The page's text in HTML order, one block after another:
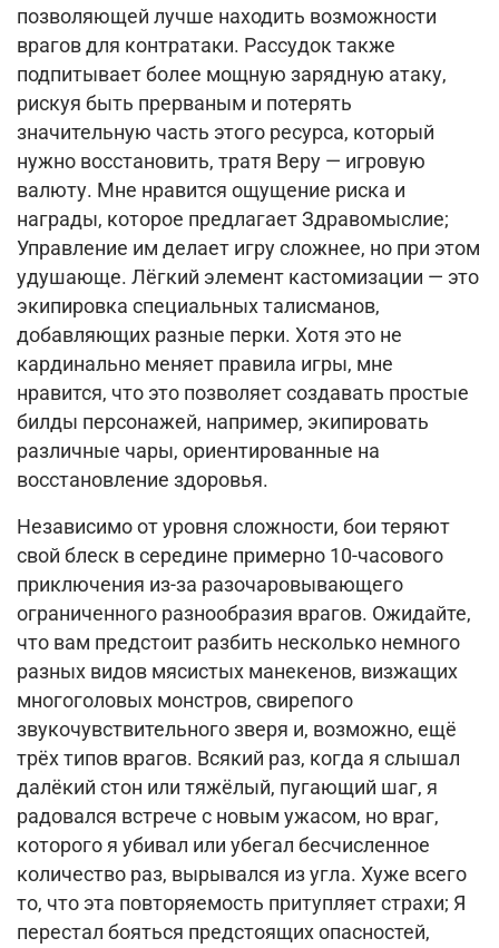
позволяющей лучше находить возможности
врагов для контратаки. Рассудок также
подпитывает более мощную зарядную атаку,
рискуя быть прерваным и потерять
значительную часть этого ресурса, который
нужно восстановить, тратя Веру — игровую
валюту. Мне нравится ощущение риска и
награды, которое предлагает Здравомыслие;
Управление им делает игру сложнее, но при этом
удушающе. Лёгкий элемент кастомизации — это
экипировка специальных талисманов,
добавляющих разные перки. Хотя это не
кардинально меняет правила игры, мне
нравится, что это позволяет создавать простые
билды персонажей, например, экипировать
различные чары, ориентированные на
восстановление здоровья.
Независимо от уровня сложности, бои теряют
свой блеск в середине примерно 10-часового
приключения из-за разочаровывающего
ограниченного разнообразия врагов. Ожидайте,
что вам предстоит разбить несколько немного
разных видов мясистых манекенов, визжащих
многоголовых монстров, свирепого
звукочувствительного зверя и, возможно, ещё
трёх типов врагов. Всякий раз, когда я слышал
далёкий стон или тяжёлый, пугающий шаг, я
радовался встрече с новым ужасом, но враг,
которого я убивал или убегал бесчисленное
количество раз, вырывался из угла. Хуже всего
то, что эта повторяемость притупляет страхи; Я
перестал бояться предстоящих опасностей,